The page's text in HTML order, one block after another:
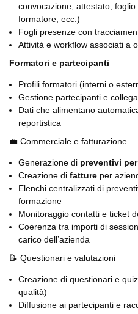
convocazione, attestato,
formatore, ecc.)
Fogli presenze con
Attività e workflow associati a
Formatori e partecipanti
Profili formatori (interni o
Gestione partecipanti e
Dati che alimentano
reportistica
💼 Commerciale e fatturazione
Generazione di preventivi
Creazione di fatture per
Elenchi centralizzati di
formazione
Monitoraggio contatti e ticket
Coerenza tra importi di
carico dell’azienda
📝 Questionari e valutazioni
Creazione di questionari e
qualità)
Diffusione ai partecipanti e